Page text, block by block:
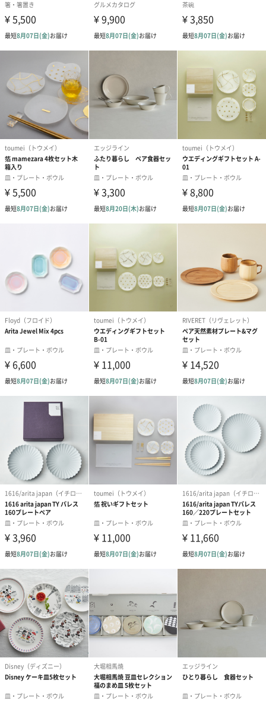
お取り扱い注
意点
ボウル：電子レンジ・食洗機使用可
スプーン：電子レンジ・食洗機使用不可
商品オプション情報
紙袋
お渡し用の紙袋です。
商品に合わせたサイズをお届けします。
あり（280円）
メッセージカード（通常・写真・グリーティング）
誕生日や結婚祝い・出産祝いなど、様々なシーンのメッセージカ
ードを同梱します。
メッセージカードや封筒のデザインは一部変更する場合がありま
す。
写真付きメッセージカ
ード（680円）
ード（Thank you）ピ
ンク（680円）
【誕生日】
Birthday ホワ
刷なし）（
ラッピング
ギフトラッピングを施してお届けします。
日】（グレー）L（600
コットン巾着 【誕生
日】（スモーキーピン
とう】 L（600